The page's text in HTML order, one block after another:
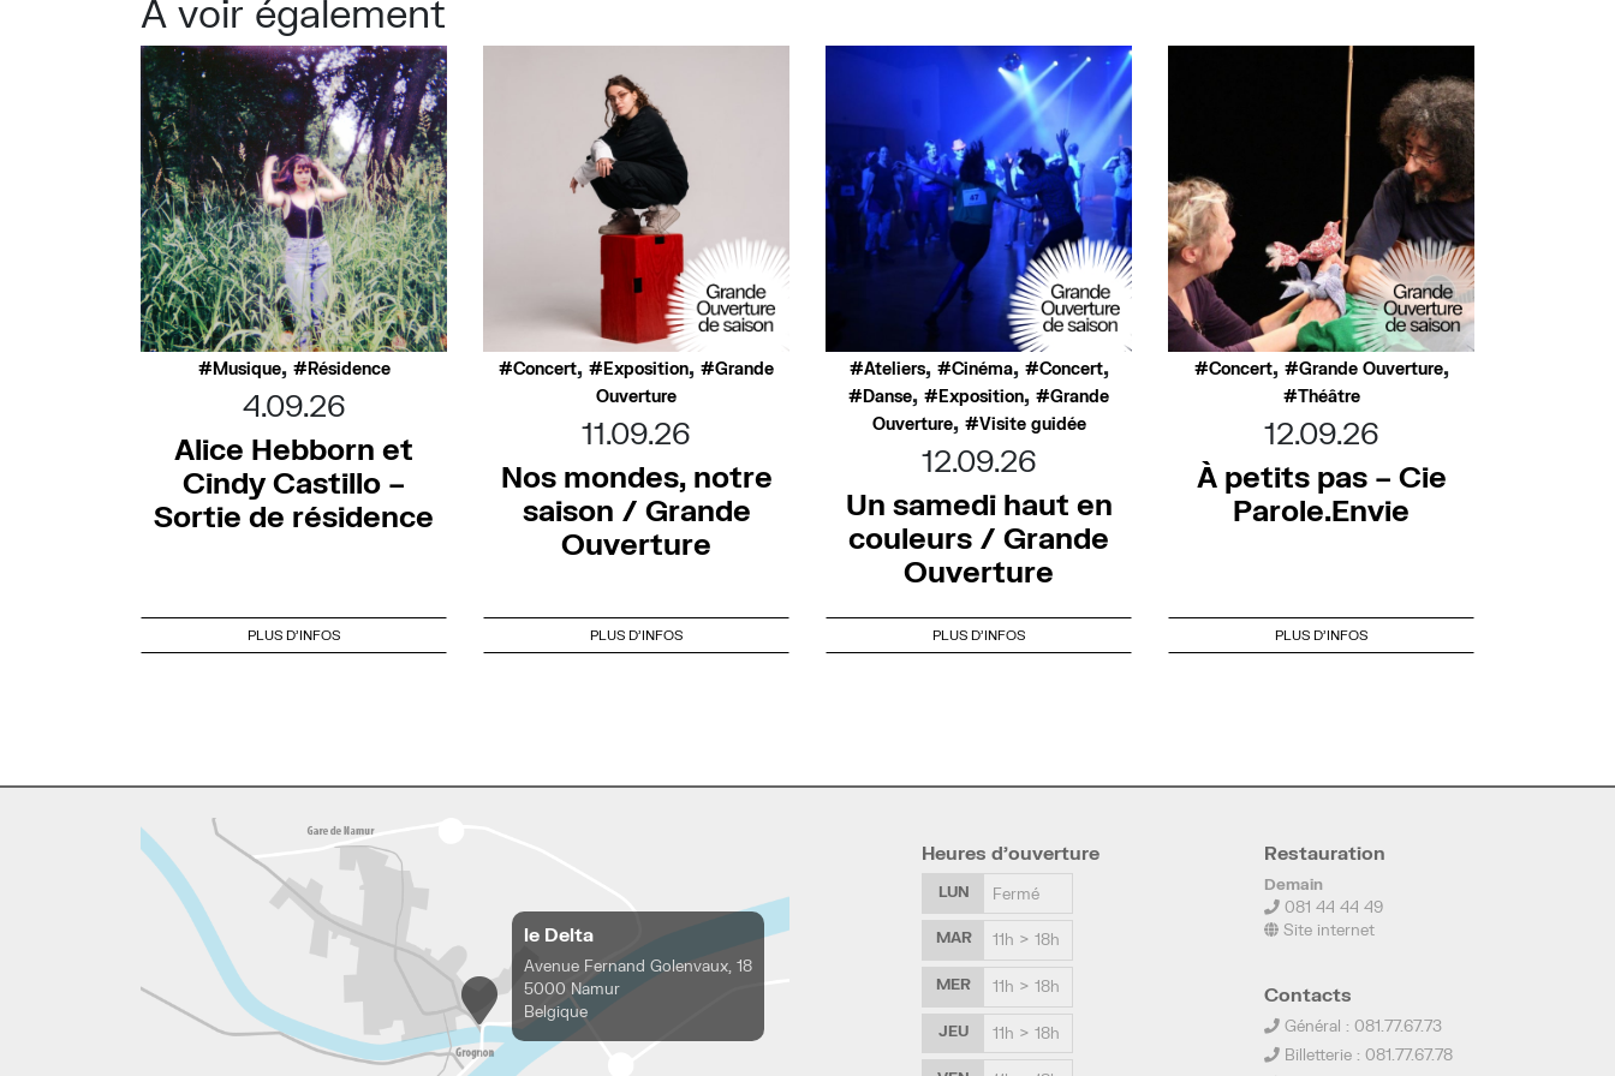
À voir également
Musique, Résidence
4.09.26
Alice Hebborn et
Cindy Castillo –
Sortie de résidence
PLUS D'INFOS
Concert, Exposition,
Grande
Ouverture
11.09.26
Nos mondes, notre
saison / Grande
Ouverture
PLUS D'INFOS
Ateliers, Cinéma, Concert,
Danse, Exposition,
Grande
Ouverture, Visite guidée
12.09.26
Un samedi haut en
couleurs / Grande
Ouverture
PLUS D'INFOS
Concert, Grande Ouverture,
Théâtre
12.09.26
À petits pas – Cie
Parole.Envie
PLUS D'INFOS
le Delta
Avenue Fernand Golenvaux, 18
5000 Namur
Belgique
Heures d’ouverture
LUN Fermé
MAR 11h > 18h
MER 11h > 18h
JEU 11h > 18h
Restauration
Demain
081 44 44 49
Site internet
Contacts
Général : 081.77.67.73
Billetterie : 081.77.67.78